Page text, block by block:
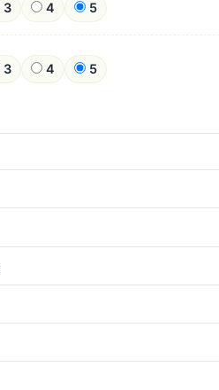
3 4 5
3 4 5